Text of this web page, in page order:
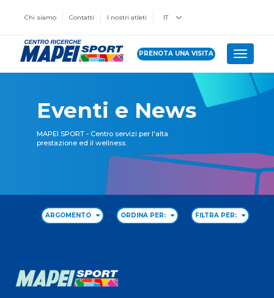
Chi siamo Contatti I nostri atleti IT
PRENOTA UNA VISITA Toggle
Eventi e News
MAPEI SPORT - Centro servizi per l'alta
prestazione ed il wellness.
ARGOMENTO ORDINA PER: FILTRA PER: